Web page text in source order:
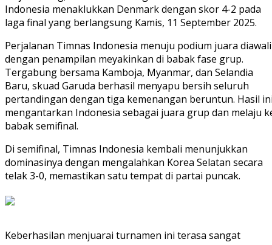
Indonesia menaklukkan Denmark dengan skor 4-2 pada
laga final yang berlangsung Kamis, 11 September 2025.
Perjalanan Timnas Indonesia menuju podium juara diawali
dengan penampilan meyakinkan di babak fase grup.
Tergabung bersama Kamboja, Myanmar, dan Selandia
Baru, skuad Garuda berhasil menyapu bersih seluruh
pertandingan dengan tiga kemenangan beruntun. Hasil
mengantarkan Indonesia sebagai juara grup dan melaju
babak semifinal.
Di semifinal, Timnas Indonesia kembali menunjukkan
dominasinya dengan mengalahkan Korea Selatan secara
telak 3-0, memastikan satu tempat di partai puncak.
Keberhasilan menjuarai turnamen ini terasa sangat